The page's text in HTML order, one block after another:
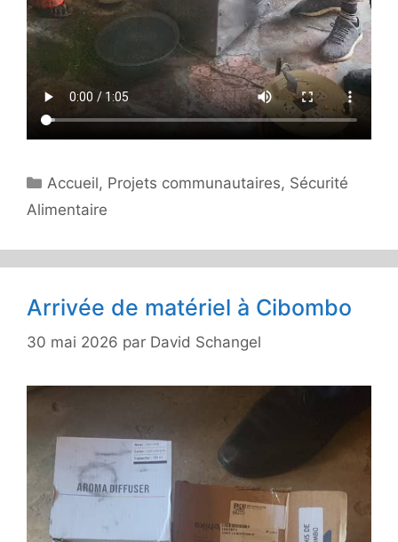
Catégories
Accueil, Projets communautaires, Sécurité
Alimentaire
Arrivée de matériel à Cibombo
30 mai 2026 par David Schangel